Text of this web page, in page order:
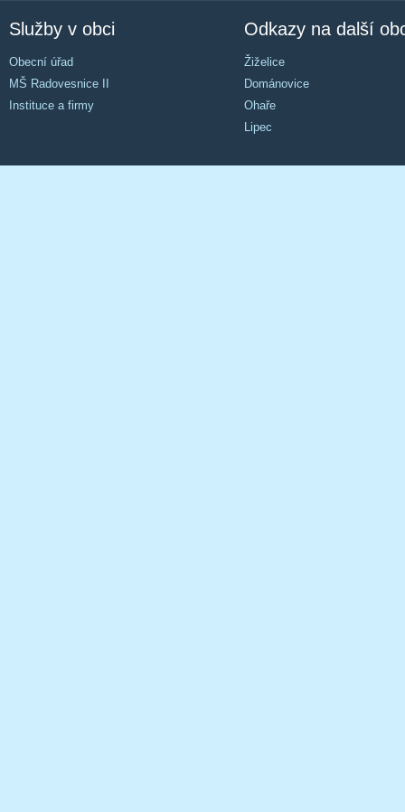
Služby v obci
Obecní úřad
MŠ Radovesnice II
Instituce a firmy
Odkazy na další
Žiželice
Dománovice
Ohaře
Lipec